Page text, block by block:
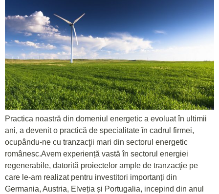
Despre noi
Cariere
Contact
Locatii
Practica noastră din domeniul energetic a evoluat în ultimii
ani, a devenit o practică de specialitate în cadrul firmei,
ocupându-ne cu tranzacţii mari din sectorul energetic
românesc.Avem experiență vastă în sectorul energiei
regenerabile, datorită proiectelor ample de tranzacţie pe
care le-am realizat pentru investitori importanți din
Germania, Austria, Elveția și Portugalia, incepind din anul